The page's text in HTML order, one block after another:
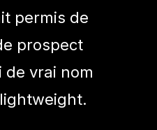
permis de
prospect
de vrai nom